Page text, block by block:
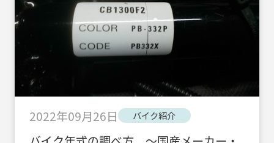
2022年09月26日 バイク紹介